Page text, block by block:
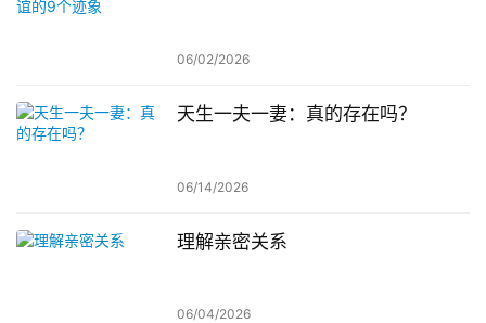
06/02/2026
天生一夫一妻：真的存在吗？
06/14/2026
理解亲密关系
06/04/2026